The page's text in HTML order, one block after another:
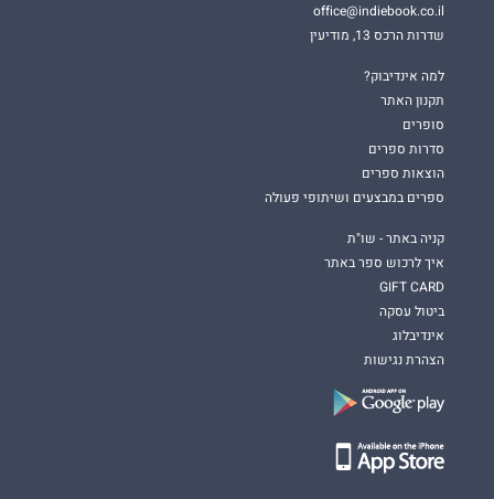
office@indiebook.co.il
שדרות הרכס 13, מודיעין
למה אינדיבוק?
תקנון האתר
סופרים
סדרות ספרים
הוצאות ספרים
ספרים במבצעים ושיתופי פעולה
קניה באתר - שו"ת
איך לרכוש ספר באתר
GIFT CARD
ביטול עסקה
אינדיבלוג
הצהרת נגישות